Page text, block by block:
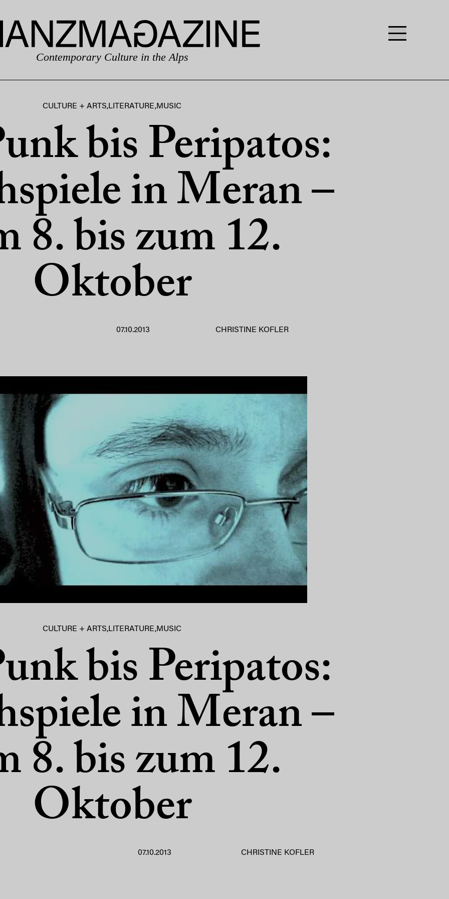
Contemporary Culture in the Alps
CULTURE + ARTS,LITERATURE,MUSIC
bis Peripatos:
in Meran –
8. bis zum 12.
Oktober
07.10.2013 CHRISTINE KOFLER
CULTURE + ARTS,LITERATURE,MUSIC
bis Peripatos:
in Meran –
8. bis zum 12.
Oktober
07.10.2013 CHRISTINE KOFLER